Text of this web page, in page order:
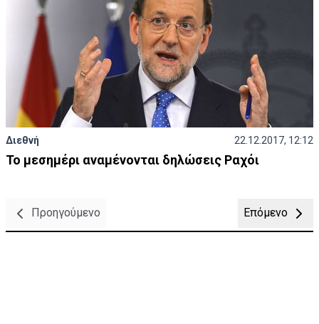
Διεθνή 22.12.2017, 12:12
Το μεσημέρι αναμένονται δηλώσεις Ραχόι
Προηγούμενο Επόμενο